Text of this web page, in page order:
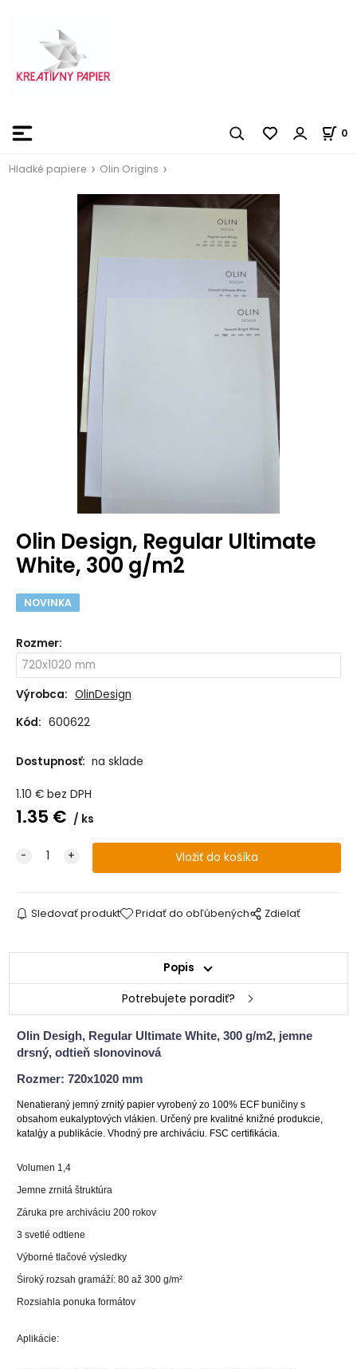
0
Hladké papiere Olin Origins
Olin Design, Regular Ultimate
White, 300 g/m2
NOVINKA
Rozmer:
Výrobca: OlinDesign
Kód: 600622
Dostupnosť: na sklade
1.10 € bez DPH
1.35 € ks
Sledovať produkt Pridať do obľúbených Zdielať
Popis
Potrebujete poradiť?
Olin Desigh, Regular Ultimate White, 300 g/m2, jemne
drsný, odtieň slonovinová
Rozmer: 720x1020 mm
Nenatieraný jemný zrnitý papier vyrobený zo 100% ECF buničiny s
obsahom eukalyptových vlákien. Určený pre kvalitné knižné produkcie,
katalģy a publikácie. Vhodný pre archiváciu. FSC certifikácia.
Volumen 1,4
Jemne zrnitá štruktúra
Záruka pre archiváciu 200 rokov
3 svetlé odtiene
Výborné tlačové výsledky
Śiroký rozsah gramáží: 80 až 300 g/m²
Rozsiahla ponuka formátov
Aplikácie: